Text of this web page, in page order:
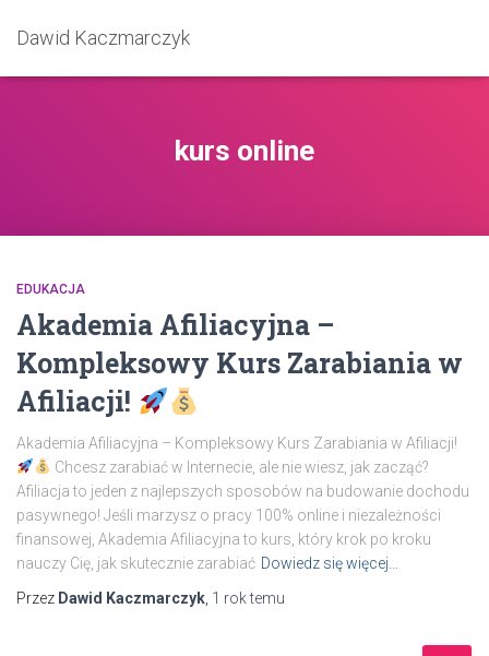
Dawid Kaczmarczyk
kurs online
EDUKACJA
Akademia Afiliacyjna –
Kompleksowy Kurs Zarabiania w
Afiliacji!
Akademia Afiliacyjna – Kompleksowy Kurs Zarabiania w Afiliacji!
Chcesz zarabiać w Internecie, ale nie wiesz, jak zacząć?
Afiliacja to jeden z najlepszych sposobów na budowanie dochodu
pasywnego! Jeśli marzysz o pracy 100% online i niezależności
finansowej, Akademia Afiliacyjna to kurs, który krok po kroku
nauczy Cię, jak skutecznie zarabiać Dowiedz się więcej…
Przez Dawid Kaczmarczyk 1 roktemu